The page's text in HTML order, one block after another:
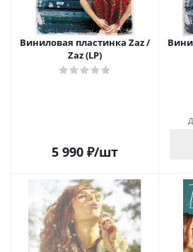
Виниловая пластинка Zaz /
Zaz (LP)
5 990 ₽/шт